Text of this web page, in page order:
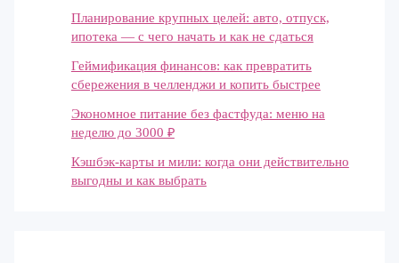
Планирование крупных целей: авто, отпуск,
ипотека — с чего начать и как не сдаться
Геймификация финансов: как превратить
сбережения в челленджи и копить быстрее
Экономное питание без фастфуда: меню на
неделю до 3000 ₽
Кэшбэк-карты и мили: когда они действительно
выгодны и как выбрать